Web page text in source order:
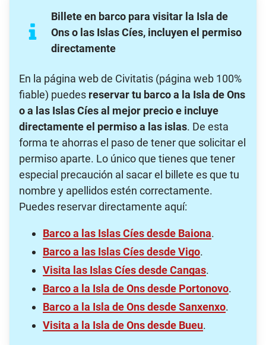
Billete en barco para visitar la Isla de
Ons o las Islas Cíes, incluyen el permiso
directamente
En la página web de Civitatis (página web 100%
fiable) puedes reservar tu barco a la Isla de Ons
o a las Islas Cíes al mejor precioe incluye
directamente el permiso a las islas. De esta
forma te ahorras el paso de tener que solicitar el
permiso aparte. Lo único que tienes que tener
especial precaución al sacar el billete es que tu
nombre y apellidos estén correctamente.
Puedes reservar directamente aquí:
Barco a las Islas Cíes desde Baiona.
Barco a las Islas Cíes desde Vigo.
Visita las Islas Cíes desde Cangas.
Barco a la Isla de Ons desde Portonovo.
Barco a la Isla de Ons desde Sanxenxo.
Visita a la Isla de Ons desde Bueu.